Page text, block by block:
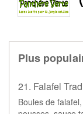
Plus
21. Falafel
Boules de